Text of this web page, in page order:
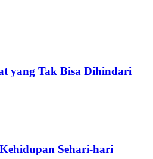
yang Tak Bisa Dihindari
Sehari-hari